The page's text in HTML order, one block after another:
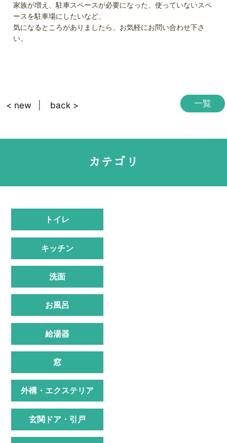
家族が増え、駐車スペースが必要になった、使っていないスペ
ースを駐車場にしたいなど、
気になるところがありましたら、お気軽にお問い合わせ下さ
い。
一覧
< new back >
カテゴリ
トイレ
キッチン
洗面
お風呂
給湯器
窓
外構・エクステリア
玄関ドア・引戸